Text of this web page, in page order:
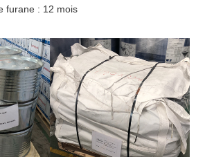
furane : 12 mois